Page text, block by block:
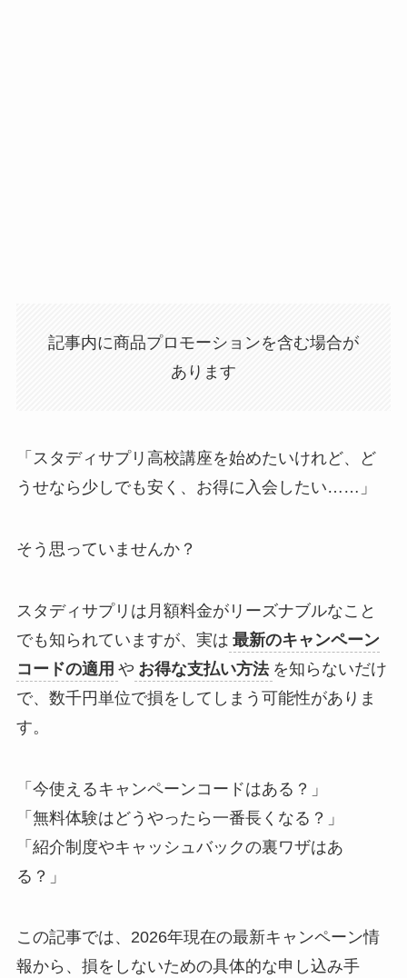
記事内に商品プロモーションを含む場合が
あります
「スタディサプリ高校講座を始めたいけれど、ど
うせなら少しでも安く、お得に入会したい……」
そう思っていませんか？
スタディサプリは月額料金がリーズナブルなこと
でも知られていますが、実は 最新のキャンペーン
コードの適用 や お得な支払い方法 を知らないだけ
で、数千円単位で損をしてしまう可能性がありま
す。
「今使えるキャンペーンコードはある？」
「無料体験はどうやったら一番長くなる？」
「紹介制度やキャッシュバックの裏ワザはあ
る？」
この記事では、2026年現在の最新キャンペーン情
報から、損をしないための具体的な申し込み手